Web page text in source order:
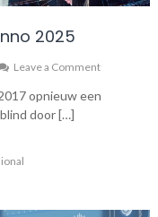
2025
Leave a Commenton
opnieuw een
door […]